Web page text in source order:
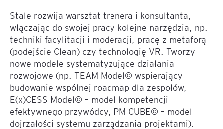
Stale rozwija warsztat trenera i konsultanta,
włączając do swojej pracy kolejne narzędzia, np.
techniki facylitacji i moderacji, pracę z metaforą
(podejście Clean) czy technologię VR. Tworzy
nowe modele systematyzujące działania
rozwojowe (np. TEAM Model© wspierający
budowanie wspólnej roadmap dla zespołów,
E(x)CESS Model© – model kompetencji
efektywnego przywódcy, PM CUBE© – model
dojrzałości systemu zarządzania projektami).